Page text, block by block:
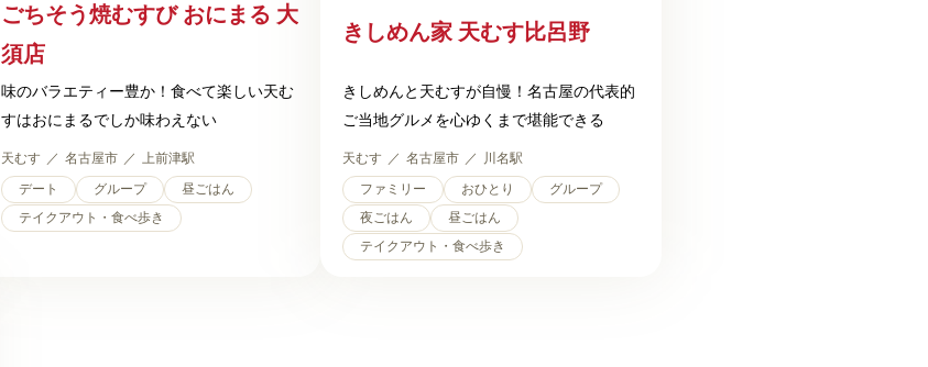
ごちそう焼むすび おにまる 大
須店
味のバラエティー豊か！食べて楽しい天む
すはおにまるでしか味わえない
天むす 名古屋市
上前津駅
デート
グループ
昼ごはん
テイクアウト・食べ歩き
きしめん家 天むす比呂野
きしめんと天むすが自慢！名古屋の代表的
ご当地グルメを心ゆくまで堪能できる
天むす 名古屋市
川名駅
ファミリー
おひとり
グループ
夜ごはん
昼ごはん
テイクアウト・食べ歩き